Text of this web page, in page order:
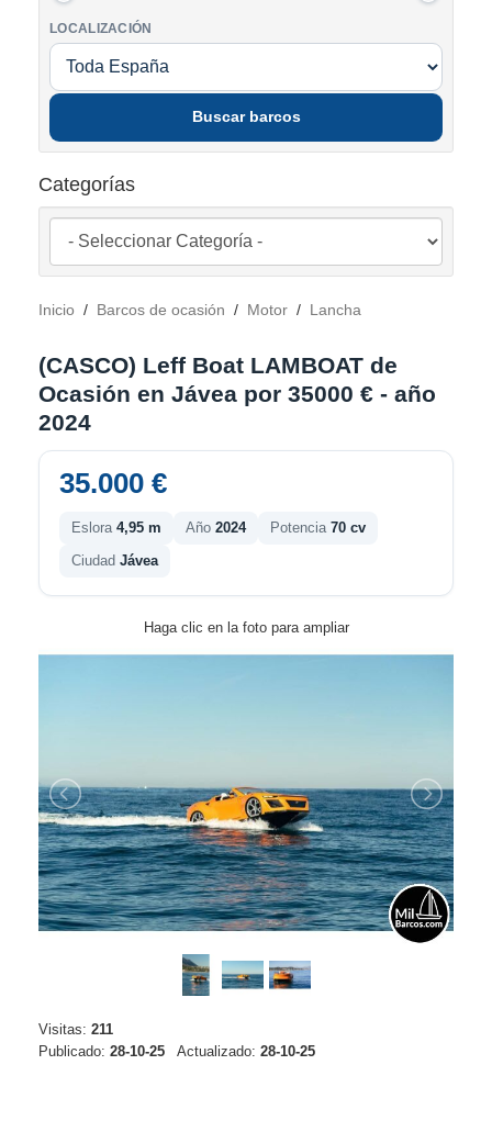
LOCALIZACIÓN
Buscar barcos
Categorías
Inicio / Barcos de ocasión / Motor / Lancha
(CASCO) Leff Boat LAMBOAT de
Ocasión en Jávea por 35000 € - año
2024
35.000 €
Eslora 4,95 m Año 2024 Potencia 70 cv
Ciudad Jávea
Haga clic en la foto para ampliar
Visitas: 211
Publicado: 28-10-25 Actualizado: 28-10-25